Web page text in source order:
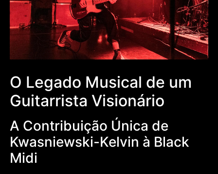
O Legado Musical de um
Guitarrista Visionário
A Contribuição Única de
Kwasniewski-Kelvin à Black
Midi